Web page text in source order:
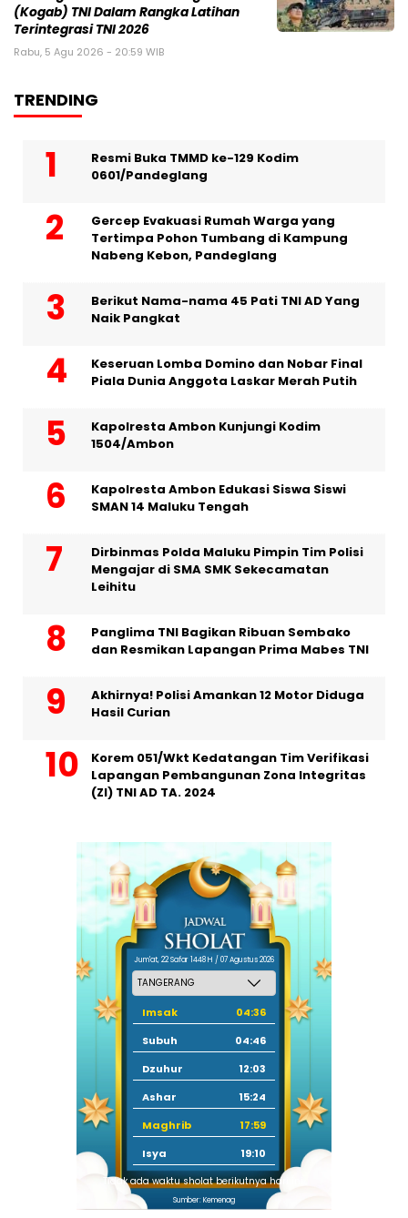
(Kogab) TNI Dalam Rangka Latihan
Terintegrasi TNI 2026
Rabu, 5 Agu 2026 - 20:59 WIB
TRENDING
Resmi Buka TMMD ke-129 Kodim
0601/Pandeglang
Gercep Evakuasi Rumah Warga yang
Tertimpa Pohon Tumbang di Kampung
Nabeng Kebon, Pandeglang
Berikut Nama-nama 45 Pati TNI AD Yang
Naik Pangkat
Keseruan Lomba Domino dan Nobar Final
Piala Dunia Anggota Laskar Merah Putih
Kapolresta Ambon Kunjungi Kodim
1504/Ambon
Kapolresta Ambon Edukasi Siswa Siswi
SMAN 14 Maluku Tengah
Dirbinmas Polda Maluku Pimpin Tim Polisi
Mengajar di SMA SMK Sekecamatan
Leihitu
Panglima TNI Bagikan Ribuan Sembako
dan Resmikan Lapangan Prima Mabes TNI
Akhirnya! Polisi Amankan 12 Motor Diduga
Hasil Curian
Korem 051/Wkt Kedatangan Tim Verifikasi
Lapangan Pembangunan Zona Integritas
(ZI) TNI AD TA. 2024
Jum'at, 22 Safar 1448 H / 07 Agustus 2026
Imsak
04:36
Subuh
04:46
Dzuhur
12:03
Ashar
15:24
Maghrib
17:59
Isya
19:10
Tidak ada waktu sholat berikutnya hari ini.
Sumber: Kemenag